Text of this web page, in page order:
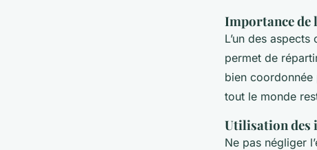
Importance de
L’un des aspects
permet de
bien coordonnée
tout le monde
Utilisation des
Ne pas négliger